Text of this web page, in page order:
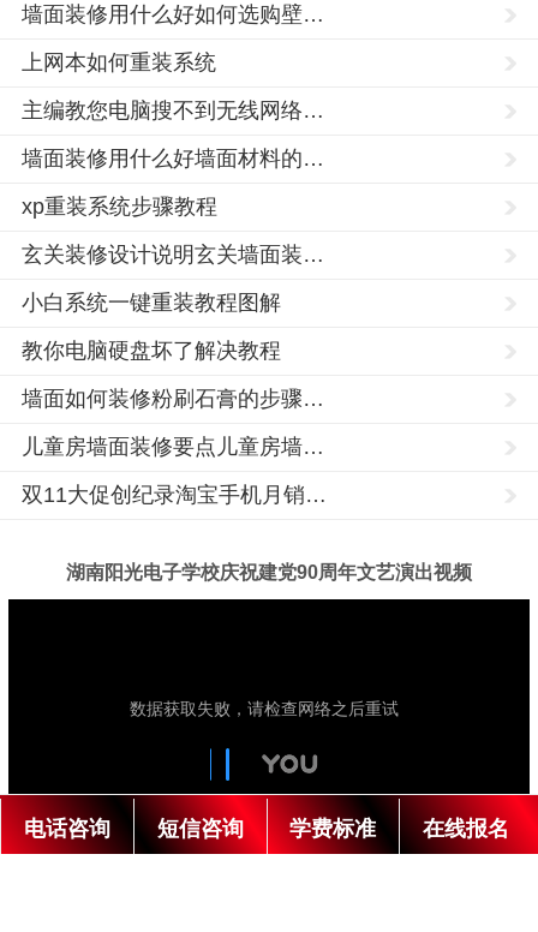
墙面装修用什么好如何选购壁…
上网本如何重装系统
主编教您电脑搜不到无线网络…
墙面装修用什么好墙面材料的…
xp重装系统步骤教程
玄关装修设计说明玄关墙面装…
小白系统一键重装教程图解
教你电脑硬盘坏了解决教程
墙面如何装修粉刷石膏的步骤…
儿童房墙面装修要点儿童房墙…
双11大促创纪录淘宝手机月销…
湖南阳光电子学校庆祝建党90周年文艺演出视频
电话咨询 短信咨询 学费标准 在线报名
市,
市,
树,
陇
张
湖
学
立
1992
经